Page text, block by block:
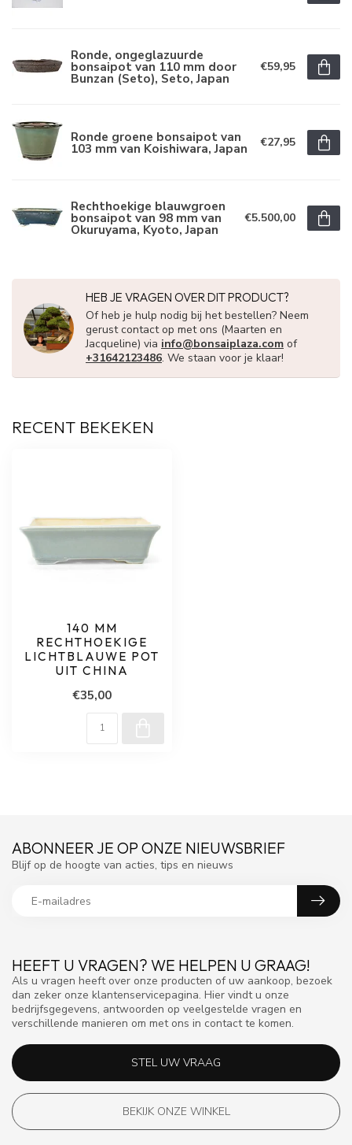
Ronde, ongeglazuurde
bonsaipot van 110 mm door
Bunzan (Seto), Seto, Japan
€59,95
Ronde groene bonsaipot van
103 mm van Koishiwara, Japan €27,95
Rechthoekige blauwgroen
bonsaipot van 98 mm van
Okuruyama, Kyoto, Japan
€5.500,00
HEB JE VRAGEN OVER DIT PRODUCT?
Of heb je hulp nodig bij het bestellen? Neem
gerust contact op met ons (Maarten en
Jacqueline) via info@bonsaiplaza.com of
+31642123486. We staan voor je klaar!
RECENT BEKEKEN
140 MM
RECHTHOEKIGE
LICHTBLAUWE POT
UIT CHINA
€35,00
HEEFT U VRAGEN? WE HELPEN U GRAAG!
Als u vragen heeft over onze producten of uw aankoop, bezoek
dan zeker onze klantenservicepagina. Hier vindt u onze
bedrijfsgegevens, antwoorden op veelgestelde vragen en
verschillende manieren om met ons in contact te komen.
STEL UW VRAAG
BEKIJK ONZE WINKEL
ABONNEER JE OP ONZE NIEUWSBRIEF
Blijf op de hoogte van acties, tips en nieuws